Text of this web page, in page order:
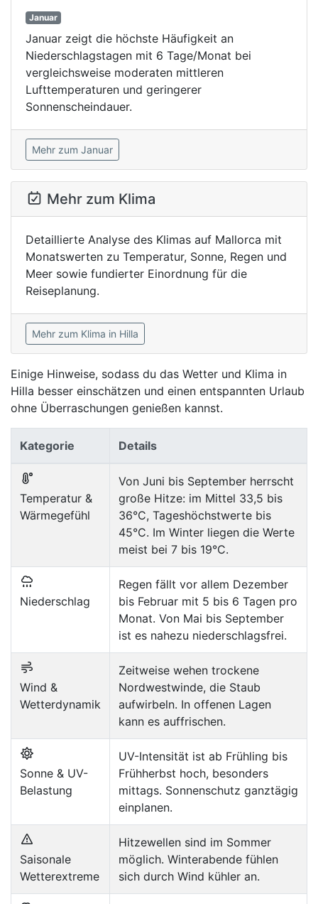
Januar
Januar zeigt die höchste Häufigkeit an
Niederschlagstagen mit 6 Tage/Monat bei
vergleichsweise moderaten mittleren
Lufttemperaturen und geringerer
Sonnenscheindauer.
Mehr zum Januar
Mehr zum Klima
Detaillierte Analyse des Klimas auf Mallorca mit
Monatswerten zu Temperatur, Sonne, Regen und
Meer sowie fundierter Einordnung für die
Reiseplanung.
Mehr zum Klima in Hilla
Einige Hinweise, sodass du das Wetter und Klima in
Hilla besser einschätzen und einen entspannten Urlaub
ohne Überraschungen genießen kannst.
Kategorie Details
Temperatur &
Wärmegefühl
Von Juni bis September herrscht
große Hitze: im Mittel 33,5 bis
36°C, Tageshöchstwerte bis
45°C. Im Winter liegen die Werte
meist bei 7 bis 19°C.
Niederschlag
Regen fällt vor allem Dezember
bis Februar mit 5 bis 6 Tagen pro
Monat. Von Mai bis September
ist es nahezu niederschlagsfrei.
Wind &
Wetterdynamik
Zeitweise wehen trockene
Nordwestwinde, die Staub
aufwirbeln. In offenen Lagen
kann es auffrischen.
Sonne & UV-
Belastung
UV-Intensität ist ab Frühling bis
Frühherbst hoch, besonders
mittags. Sonnenschutz ganztägig
einplanen.
Saisonale
Wetterextreme
Hitzewellen sind im Sommer
möglich. Winterabende fühlen
sich durch Wind kühler an.